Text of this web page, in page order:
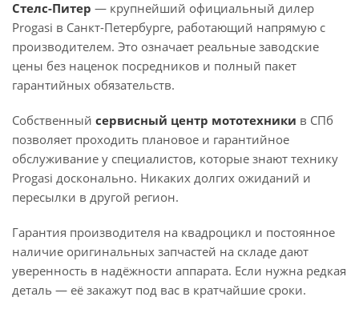
Стелс-Питер — крупнейший официальный дилер
Progasi в Санкт-Петербурге, работающий напрямую с
производителем. Это означает реальные заводские
цены без наценок посредников и полный пакет
гарантийных обязательств.
Собственный сервисный центр мототехники в СПб
позволяет проходить плановое и гарантийное
обслуживание у специалистов, которые знают технику
Progasi досконально. Никаких долгих ожиданий и
пересылки в другой регион.
Гарантия производителя на квадроцикл и постоянное
наличие оригинальных запчастей на складе дают
уверенность в надёжности аппарата. Если нужна редкая
деталь — её закажут под вас в кратчайшие сроки.